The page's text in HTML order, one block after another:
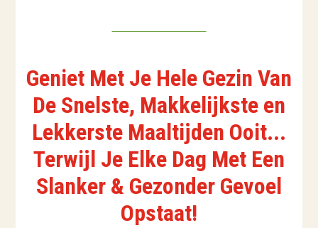
Geniet Met Je Hele Gezin Van
De Snelste, Makkelijkste en
Lekkerste Maaltijden Ooit...
Terwijl Je Elke Dag Met Een
Slanker & Gezonder Gevoel
Opstaat!